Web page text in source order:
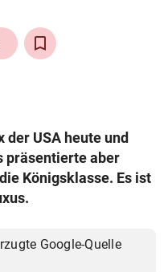
arrow_right
USA heute und
präsentierte aber
Königsklasse. Es ist
Google-Quelle